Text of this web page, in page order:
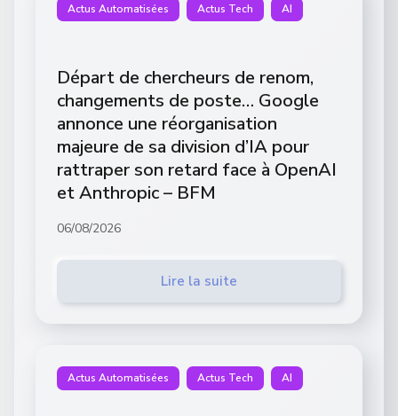
Actus Automatisées Actus Tech AI
Départ de chercheurs de renom,
changements de poste… Google
annonce une réorganisation
majeure de sa division d’IA pour
rattraper son retard face à OpenAI
et Anthropic – BFM
06/08/2026
Lire la suite
Actus Automatisées Actus Tech AI